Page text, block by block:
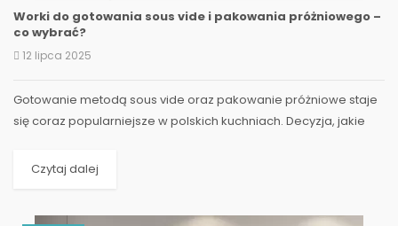
Worki do gotowania sous vide i pakowania próżniowego –
co wybrać?
12 lipca 2025
Gotowanie metodą sous vide oraz pakowanie próżniowe staje
się coraz popularniejsze w polskich kuchniach. Decyzja, jakie
Czytaj dalej